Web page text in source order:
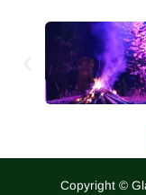
Copyright ©